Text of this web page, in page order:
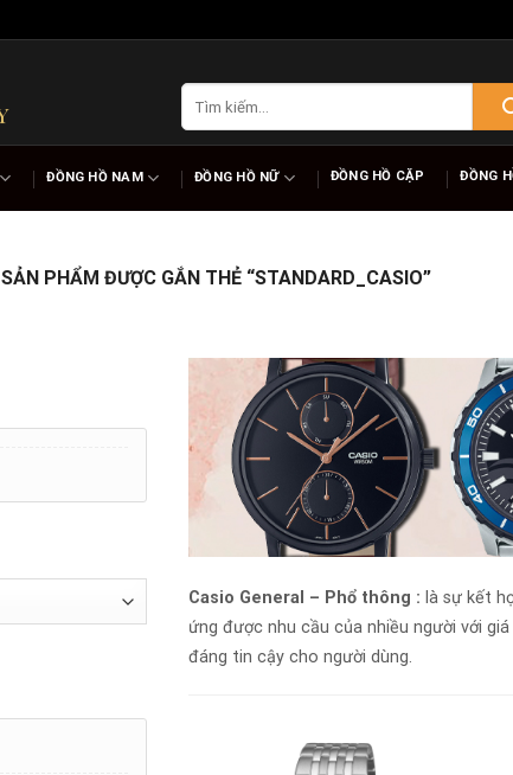
ĐỒNG HỒ NAM ĐỒNG HỒ NỮ ĐỒNG HỒ CẶP ĐỒNG
SẢN PHẨM ĐƯỢC GẮN THẺ “STANDARD_CASIO”
Casio General – Phổ thông : là sự kết
ứng được nhu cầu của nhiều người với
đáng tin cậy cho người dùng.